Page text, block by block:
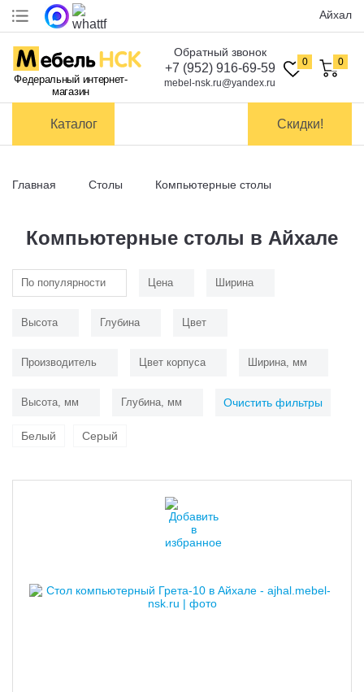
Оплата
Доставка и
самовывоз
Сборка
Айхал
Федеральный интернет-
магазин
0 0
Обратный звонок
+7 (952) 916-69-59
mebel-nsk.ru@yandex.ru
Каталог Скидки!
Главная Столы Компьютерные столы
Компьютерные столы в Айхале
По популярности Цена Ширина
Высота Глубина Цвет
Производитель Цвет корпуса Ширина, мм
Высота, мм Глубина, мм Очистить фильтры
Белый Серый